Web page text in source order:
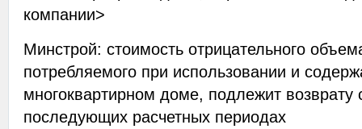
компании>
Минстрой: стоимость отрицательного
потребляемого при использовании и
многоквартирном доме, подлежит
последующих расчетных периодах